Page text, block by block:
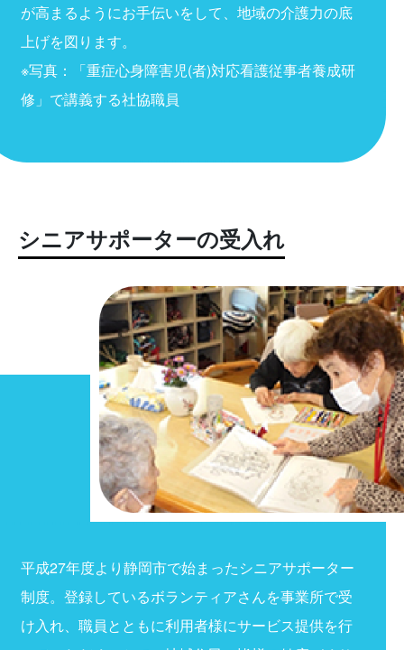
が高まるようにお手伝いをして、地域の介護力の底
上げを図ります。
※写真：「重症心身障害児(者)対応看護従事者養成研
修」で講義する社協職員
シニアサポーターの受入れ
平成27年度より静岡市で始まったシニアサポーター
制度。登録しているボランティアさんを事業所で受
け入れ、職員とともに利用者様にサービス提供を行